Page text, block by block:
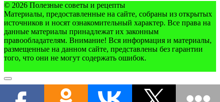
© 2026 Полезные советы и рецепты
Материалы, предоставленные на сайте, собраны из открытых
источников и носят ознакомительный характер. Все права на
данные материалы принадлежат их законным
правообладателям. Внимание! Вся информация и материалы,
размещенные на данном сайте, представлены без гарантии
того, что они не могут содержать ошибок.